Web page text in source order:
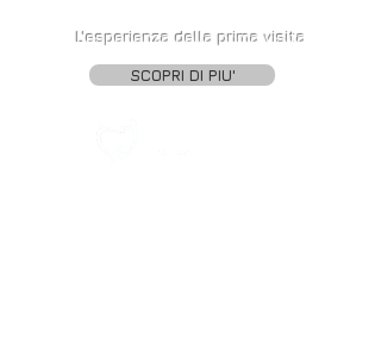
L'esperienza della prima visita
SCOPRI DI PIU'